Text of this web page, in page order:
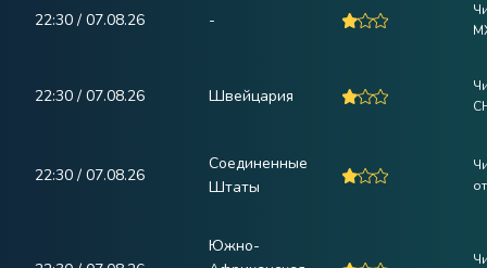
22:30 / 07.08.26 -
22:30 / 07.08.26 Швейцария
22:30 / 07.08.26
Соединенные
Штаты
Южно-